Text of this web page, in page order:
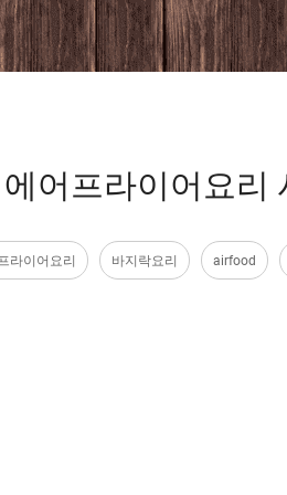
어프라이어요
라이어요리 바지락요리 airfood